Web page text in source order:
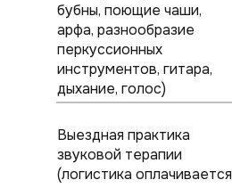
бубны, поющие чаши,
арфа, разнообразие
перкуссионных
инструментов, гитара,
дыхание, голос)
Выездная практика
звуковой терапии
(логистика оплачивается